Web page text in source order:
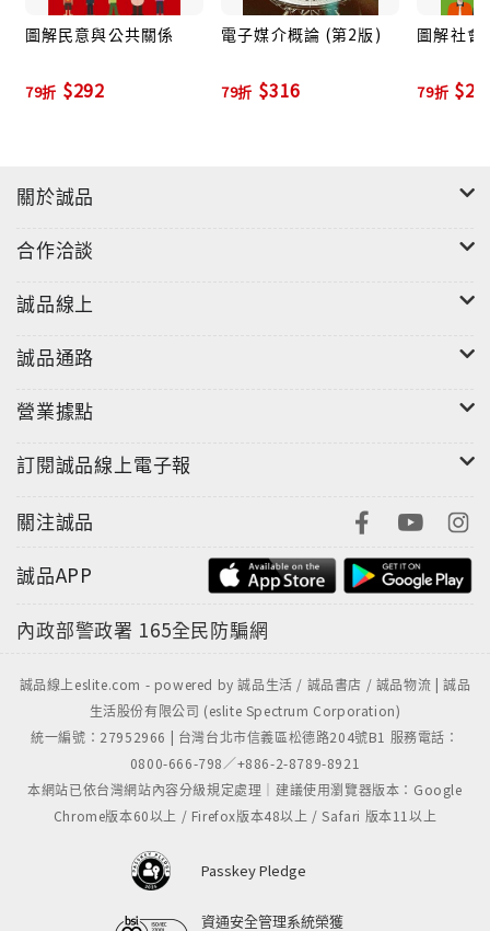
圖解民意與公共關係
79折 $292
電子媒介概論 (第2版)
79折 $316
圖解社會
79折
關於誠品
合作洽談
誠品線上
誠品通路
營業據點
訂閱誠品線上電子報
關注誠品
誠品APP
內政部警政署 165全民防騙網
誠品線上eslite.com - powered by 誠品生活 / 誠品書店 / 誠品物流 | 誠品
生活股份有限公司 (eslite Spectrum Corporation)
統一編號：27952966 | 台灣台北市信義區松德路204號B1 服務電話：
0800-666-798／+886-2-8789-8921
本網站已依台灣網站內容分級規定處理｜建議使用瀏覽器版本：Google
Chrome版本60以上 / Firefox版本48以上 / Safari 版本11以上
Passkey Pledge
資通安全管理系統榮獲